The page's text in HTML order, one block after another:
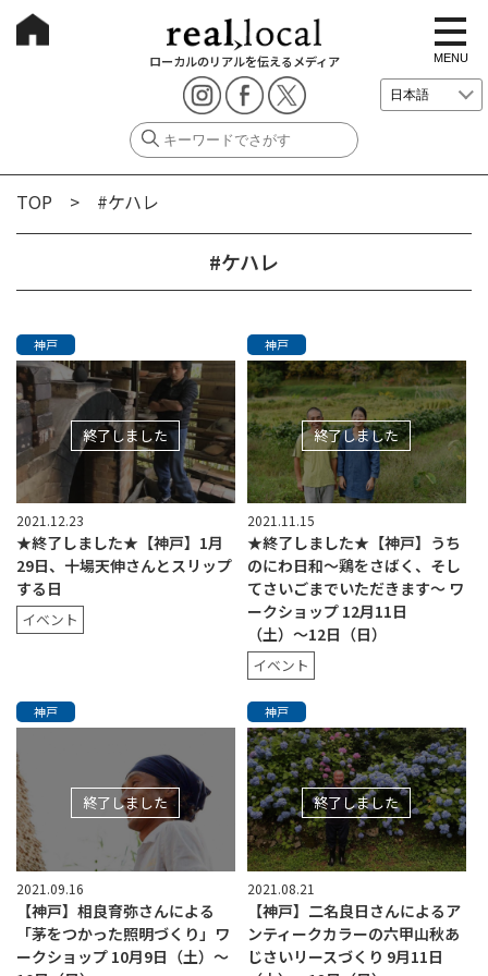
ローカルのリアルを伝えるメディア
t
o
g
g
e
i
i
MENU
TOP > #ケハレ
#ケハレ
神戸
終了しました
2021.12.23
★終了しました★【神戸】1月
29日、十場天伸さんとスリップ
する日
イベント
神戸
終了しました
2021.11.15
★終了しました★【神戸】うち
のにわ日和〜鶏をさばく、そし
てさいごまでいただきます〜 ワ
ークショップ 12月11日
（土）〜12日（日）
イベント
神戸
終了しました
2021.09.16
【神戸】相良育弥さんによる
「茅をつかった照明づくり」ワ
ークショップ 10月9日（土）〜
神戸
終了しました
2021.08.21
【神戸】二名良日さんによるア
ンティークカラーの六甲山秋あ
じさいリースづくり 9月11日